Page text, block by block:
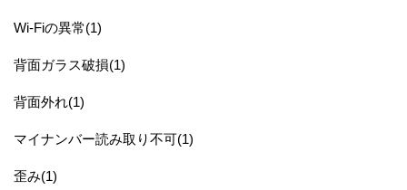
Wi-Fiの異常(1)
背面ガラス破損(1)
背面外れ(1)
マイナンバー読み取り不可(1)
歪み(1)